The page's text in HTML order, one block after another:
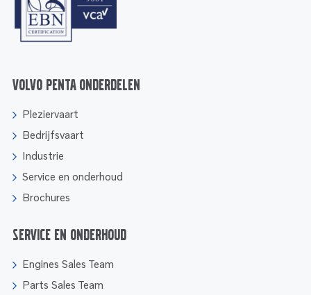
Volvo Penta onderdelen
Pleziervaart
Bedrijfsvaart
Industrie
Service en onderhoud
Brochures
Service en onderhoud
Engines Sales Team
Parts Sales Team